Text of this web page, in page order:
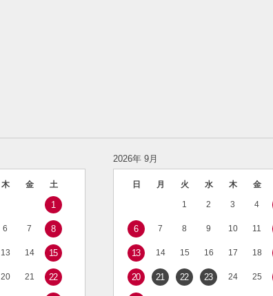
木 金 土
1
6 7 8
13 14 15
20 21 22
2026年 9月
日 月 火 水 木 金
1 2 3 4
6 7 8 9 10 11
13 14 15 16 17 18
20 21 22 23 24 25